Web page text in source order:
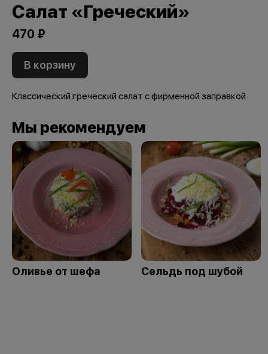
Салат «Греческий»
470 ₽
В корзину
Классический греческий салат с фирменной заправкой
Мы рекомендуем
Оливье от шефа Сельдь под шубой